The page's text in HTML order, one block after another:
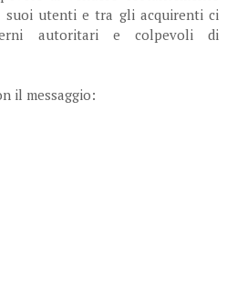
suoi utenti e tra gli acquirenti ci
autoritari e colpevoli di
il messaggio: